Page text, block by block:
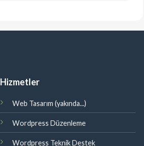
Hizmetler
Web Tasarım (yakında...)
Wordpress Düzenleme
Wordpress Teknik Destek